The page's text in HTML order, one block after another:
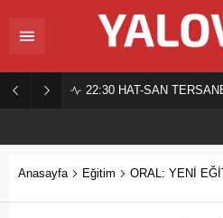
22:30 HAT-SAN
Anasayfa Eğitim ORAL: YENİ